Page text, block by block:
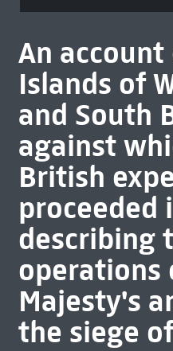
An
Islands of
and South
against
British
proceeded
describing
operations
Majesty's
the siege